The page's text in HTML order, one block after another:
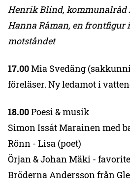
Henrik Blind, kommunalråd
Hanna Råman, en frontfigur
motståndet
17.00Mia Svedäng
föreläser. Ny ledamot i
18.00Poesi & musik
Simon Issát Marainen med
Rönn - Lisa (poet)
Örjan & Johan Mäki -
Bröderna Andersson från